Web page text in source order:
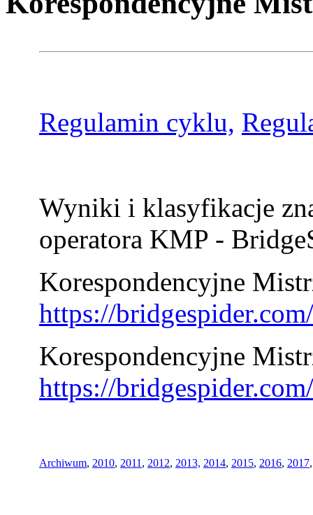
Regulamin cyklu,
Wyniki i klasyfikacje
operatora KMP -
Korespondencyjne
https://
Korespondencyjne
https://
Archiwum, 2010, 2011 , 2012, 2013, 2014, 2015, 2016, 2017